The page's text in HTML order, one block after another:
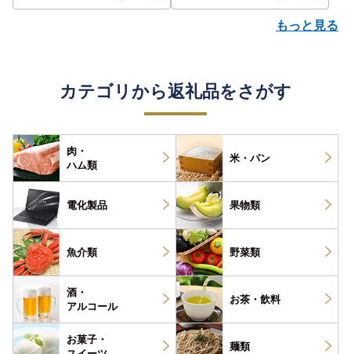
もっと見る
カテゴリから返礼品をさがす
肉・
ハム類
米・パン
電化製品 果物類
魚介類 野菜類
酒・
アルコール
お茶・ 飲料
お菓子・
麺類